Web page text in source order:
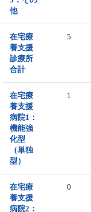
他
在宅療
養支援
診療所
合計
5
在宅療
養支援
病院1：
機能強
化型
（単独
型）
1
在宅療
養支援
病院2：
0